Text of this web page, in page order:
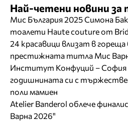
Най-четени новини за
Мис България 2025 Симона
тоалети Haute couture от
24 красавици влизат в
престижната титла Мис
Институт Конфуций – София
годишнината си с
поли мамиен
Atelier Banderol облече
Варна 2026"